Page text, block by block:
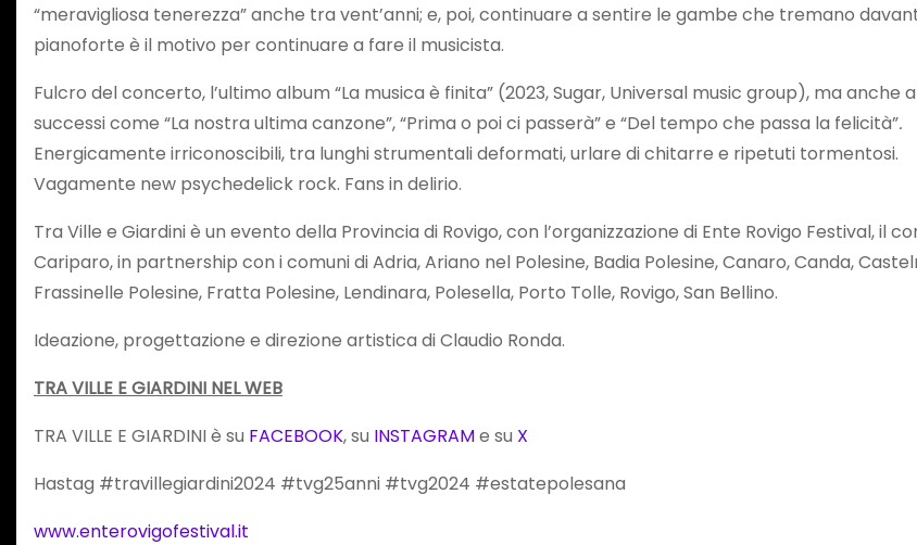
“meravigliosa tenerezza” anche tra vent’anni; e, poi, continuare a sentire le gambe che tremano
pianoforte è il motivo per continuare a fare il musicista.
Fulcro del concerto, l’ultimo album “La musica è finita” (2023, Sugar, Universal music group), ma anche
successi come “La nostra ultima canzone”, “Prima o poi ci passerà” e “Del tempo che passa la felicità”.
Energicamente irriconoscibili, tra lunghi strumentali deformati, urlare di chitarre e ripetuti tormentosi.
Vagamente new psychedelick rock. Fans in delirio.
Tra Ville e Giardini è un evento della Provincia di Rovigo, con l’organizzazione di Ente Rovigo Festival, il
Cariparo, in partnership con i comuni di Adria, Ariano nel Polesine, Badia Polesine, Canaro, Canda,
Frassinelle Polesine, Fratta Polesine, Lendinara, Polesella, Porto Tolle, Rovigo, San Bellino.
Ideazione, progettazione e direzione artistica di Claudio Ronda.
TRA VILLE E GIARDINI NEL WEB
TRA VILLE E GIARDINI è su FACEBOOK, su INSTAGRAMe su X
Hastag #travillegiardini2024 #tvg25anni #tvg2024 #estatepolesana
www.enterovigofestival.it